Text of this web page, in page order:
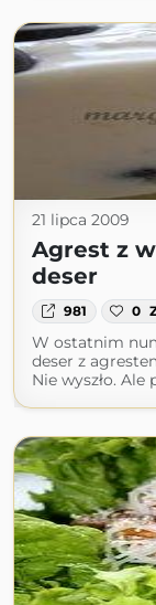
21 lipca 2009
Agrest z
deser
981 0
W ostatnim
deser z
Nie wyszło. Ale